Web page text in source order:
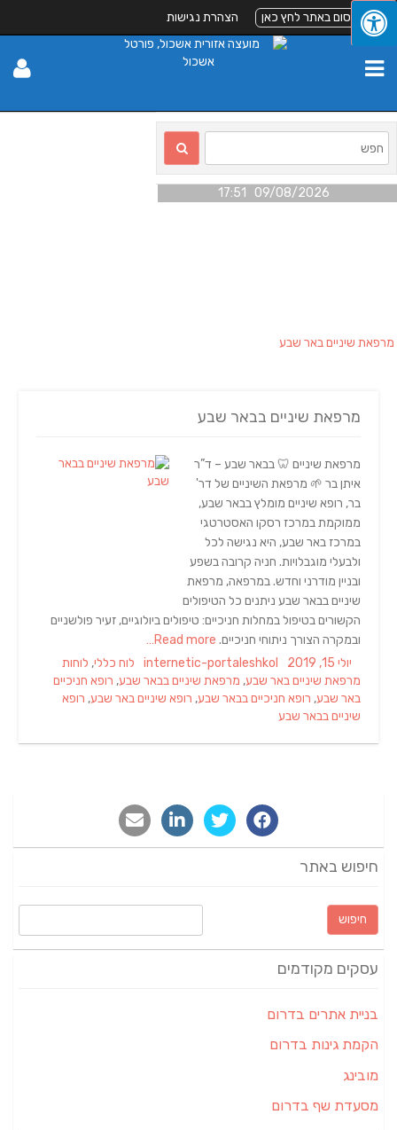
לפרסום באתר לחץ כאן הצהרת נגישות
09/08/2026 17:51
מרפאת שיניים באר שבע
מרפאת שיניים בבאר שבע
מרפאת שיניים 🦷 בבאר שבע – ד”ר
איתן בר 🌱 מרפאת השיניים של דר'
בר, רופא שיניים מומלץ בבאר שבע,
ממוקמת במרכז רסקו האסטרטגי
במרכז באר שבע, היא נגישה לכל
ולבעלי מוגבלויות. חניה קרובה בשפע
ובניין מודרני וחדש. במרפאה, מרפאת
שיניים בבאר שבע ניתנים כל הטיפולים
הקשורים בטיפול במחלות חניכיים: טיפולים ביולוגיים, זעיר פולשניים
ובמקרה הצורך ניתוחי חניכיים.
Posted
on
יולי 15, 2019 Author
internetic-portaleshkol
Categories
לוח כללי, לוחות
מרפאת שיניים באר שבע, מרפאת שיניים בבאר שבע, רופא חניכיים
באר שבע, רופא חניכיים בבאר שבע, רופא שיניים באר שבע, רופא
שיניים בבאר שבע
חיפוש באתר
חיפוש:
עסקים מקודמים
בניית אתרים בדרום
הקמת גינות בדרום
מובינג
מסעדת שף בדרום